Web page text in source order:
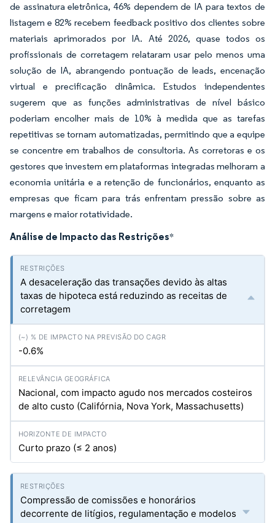
de assinatura eletrônica, 46% dependem de IA para textos de
listagem e 82% recebem feedback positivo dos clientes sobre
materiais aprimorados por IA. Até 2026, quase todos os
profissionais de corretagem relataram usar pelo menos uma
solução de IA, abrangendo pontuação de leads, encenação
virtual e precificação dinâmica. Estudos independentes
sugerem que as funções administrativas de nível básico
poderiam encolher mais de 10% à medida que as tarefas
repetitivas se tornam automatizadas, permitindo que a equipe
se concentre em trabalhos de consultoria. As corretoras e os
gestores que investem em plataformas integradas melhoram a
economia unitária e a retenção de funcionários, enquanto as
empresas que ficam para trás enfrentam pressão sobre as
margens e maior rotatividade.
Análise de Impacto das Restrições*
A desaceleração das transações devido às altas
taxas de hipoteca está reduzindo as receitas de
corretagem
-0.6%
Nacional, com impacto agudo nos mercados costeiros
de alto custo (Califórnia, Nova York, Massachusetts)
Curto prazo (≤ 2 anos)
Compressão de comissões e honorários
decorrente de litígios, regulamentação e modelos